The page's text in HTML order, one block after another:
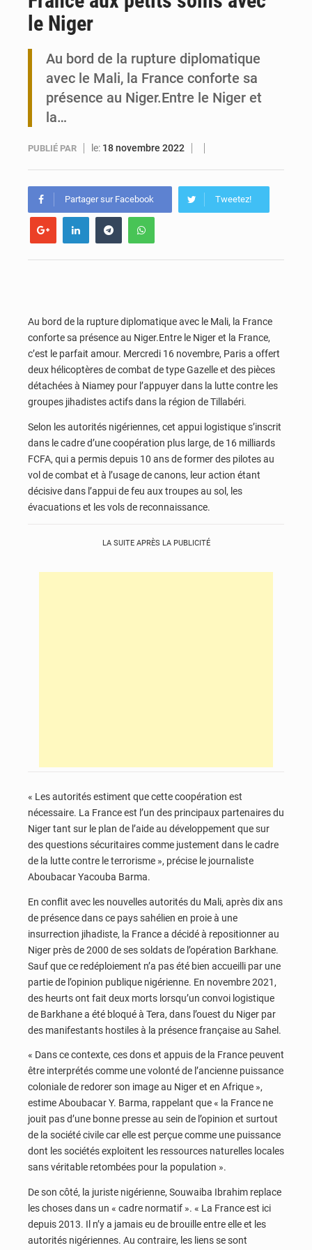
Maurice : Démission de la ministre Véronique Leu-Govind
le Niger
Au bord de la rupture diplomatique
avec le Mali, la France conforte sa
présence au Niger.Entre le Niger et
la…
PUBLIÉ PAR le: 18 novembre 2022
Partager sur Facebook Tweetez!
Au bord de la rupture diplomatique avec le Mali, la France
conforte sa présence au Niger.Entre le Niger et la France,
c’est le parfait amour. Mercredi 16 novembre, Paris a offert
deux hélicoptères de combat de type Gazelle et des pièces
détachées à Niamey pour l’appuyer dans la lutte contre les
groupes jihadistes actifs dans la région de Tillabéri.
Selon les autorités nigériennes, cet appui logistique s’inscrit
dans le cadre d’une coopération plus large, de 16 milliards
FCFA, qui a permis depuis 10 ans de former des pilotes au
vol de combat et à l’usage de canons, leur action étant
décisive dans l’appui de feu aux troupes au sol, les
évacuations et les vols de reconnaissance.
LA SUITE APRÈS LA PUBLICITÉ
« Les autorités estiment que cette coopération est
nécessaire. La France est l’un des principaux partenaires du
Niger tant sur le plan de l’aide au développement que sur
des questions sécuritaires comme justement dans le cadre
de la lutte contre le terrorisme », précise le journaliste
Aboubacar Yacouba Barma.
En conflit avec les nouvelles autorités du Mali, après dix ans
de présence dans ce pays sahélien en proie à une
insurrection jihadiste, la France a décidé à repositionner au
Niger près de 2000 de ses soldats de l’opération Barkhane.
Sauf que ce redéploiement n’a pas été bien accueilli par une
partie de l’opinion publique nigérienne. En novembre 2021,
des heurts ont fait deux morts lorsqu’un convoi logistique
de Barkhane a été bloqué à Tera, dans l’ouest du Niger par
des manifestants hostiles à la présence française au Sahel.
« Dans ce contexte, ces dons et appuis de la France peuvent
être interprétés comme une volonté de l’ancienne puissance
coloniale de redorer son image au Niger et en Afrique »,
estime Aboubacar Y. Barma, rappelant que « la France ne
jouit pas d’une bonne presse au sein de l’opinion et surtout
de la société civile car elle est perçue comme une puissance
dont les sociétés exploitent les ressources naturelles locales
sans véritable retombées pour la population ».
De son côté, la juriste nigérienne, Souwaiba Ibrahim replace
les choses dans un « cadre normatif ». « La France est ici
depuis 2013. Il n’y a jamais eu de brouille entre elle et les
autorités nigériennes. Au contraire, les liens se sont